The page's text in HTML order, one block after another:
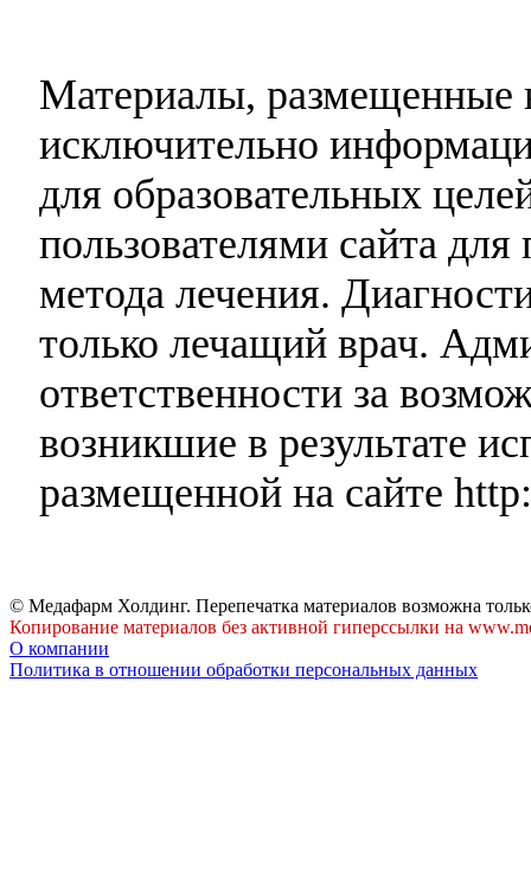
Материалы, размещенные
исключительно
для образовательных
пользователями сайта
метода лечения.
только лечащий врач.
ответственности за
возникшие в результате
размещенной на сайте
© Медафарм Холдинг. Перепечатка материалов возможна
Копирование материалов без активной гиперссылки на
О компании
Политика в отношении обработки персональных данных